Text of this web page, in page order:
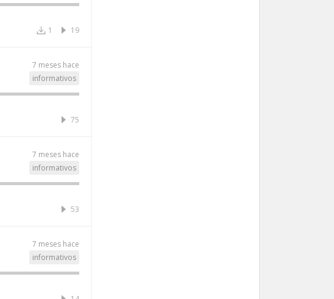
19
1
7 meses hace
informativos
75
7 meses hace
informativos
53
7 meses hace
informativos